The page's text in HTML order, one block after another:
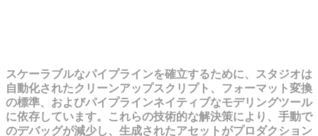
スケーラブルなパイプラインを確立するために、スタジオは
自動化されたクリーンアップスクリプト、フォーマット変換
の標準、およびパイプラインネイティブなモデリングツール
に依存しています。これらの技術的な解決策により、手動で
のデバッグが減少し、生成されたアセットがプロダクション